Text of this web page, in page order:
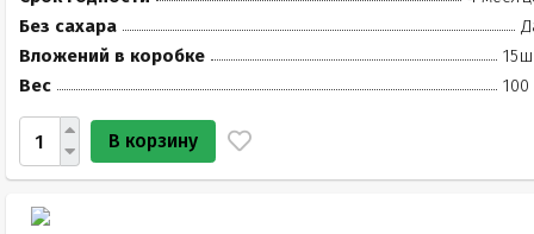
Без сахара
Вложений в коробке
Вес
100
В корзину